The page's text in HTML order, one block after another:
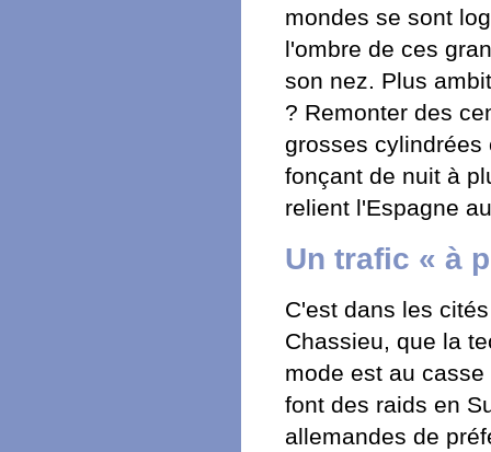
mondes se sont
l'ombre de ces
son nez. Plus
? Remonter des
grosses cylindrées
fonçant de nuit à
relient l'Espagne
Un trafic « à
C'est dans les
Chassieu, que la
mode est au
font des raids en
allemandes de